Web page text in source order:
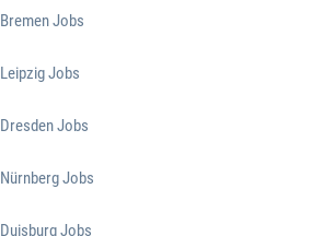
Bremen Jobs
Leipzig Jobs
Dresden Jobs
Nürnberg Jobs
Duisburg Jobs